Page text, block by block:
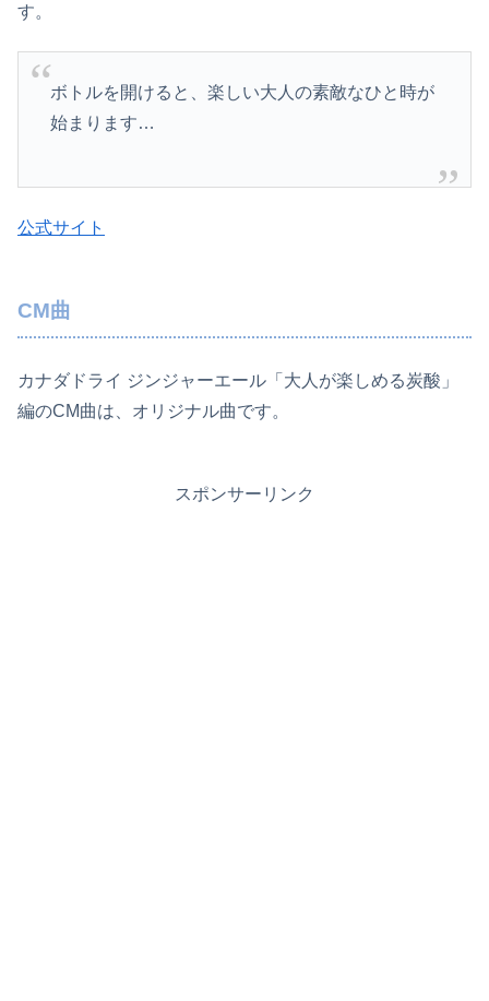
す。
ボトルを開けると、楽しい大人の素敵なひと時が
始まります…
公式サイト
CM曲
カナダドライ ジンジャーエール「大人が楽しめる炭酸」
編のCM曲は、オリジナル曲です。
スポンサーリンク